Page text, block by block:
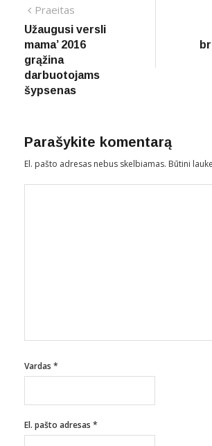
Navigacija
tarp
įrašų
Praeitas
post:
Užaugusi versli
mama’ 2016
grąžina
darbuotojams
šypsenas
Parašykite komentarą
El. pašto adresas nebus skelbiamas. Būtini
Vardas *
El. pašto adresas *